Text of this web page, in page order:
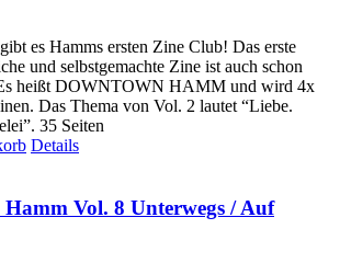
es Hamms ersten Zine Club! Das erste
und selbstgemachte Zine ist auch schon
heißt DOWNTOWN HAMM und wird 4x
Das Thema von Vol. 2 lautet “Liebe.
35 Seiten
Details
Vol. 8 Unterwegs / Auf